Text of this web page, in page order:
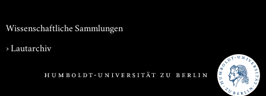
Wissenschaftliche Sammlungen
›Lautarchiv